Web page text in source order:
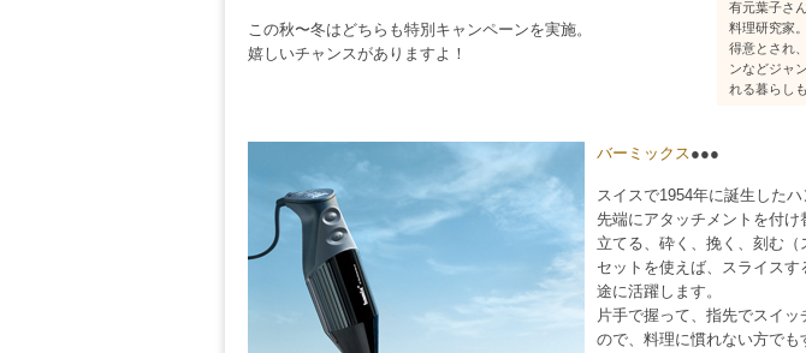
この秋〜冬はどちらも特別キャンペーンを実施。
嬉しいチャンスがありますよ！
有元葉子さん
料理研究家
得意とされ
ンなどジャ
れる暮らし
バーミックス●●●
スイスで1954年に誕生した
先端にアタッチメントを付
立てる、砕く、挽く、刻む
セットを使えば、スライス
途に活躍します。
片手で握って、指先でスイ
ので、料理に慣れない方でも